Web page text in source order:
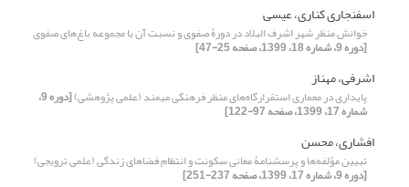
اسفنجاری کناری، عیسی
خوانش منظر شهر اشرف ‌البلاد در دورۀ صفوی و نسبت آن با مجموعه باغ‌های صفوی
[دوره 9، شماره 18، 1399، صفحه 25-47]
اشرفی، مهناز
پایداری در معماری استقرارگاه‌های منظر فرهنگی میمند (علمی پژوهشی) [دوره 9،
شماره 17، 1399، صفحه 97-122]
افشاری، محسن
تبیین مؤلفه‌ها و پرسشنامۀ معانی سکونت و انتظام فضاهای زندگی (علمی ترویجی)
[دوره 9، شماره 17، 1399، صفحه 237-251]